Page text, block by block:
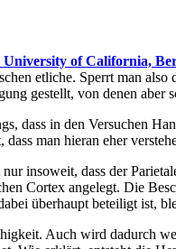
University of California,
etliche. Sperrt man
gestellt, von denen aber
dass in den Versuchen
man hieran eher
insoweit, dass der
Cortex angelegt. Die
überhaupt beteiligt ist,
Auch wird dadurch